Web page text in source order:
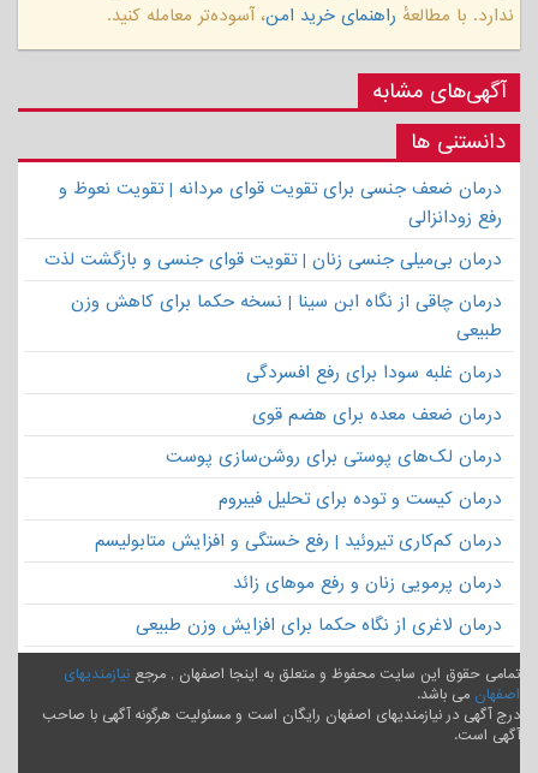
ندارد. با مطالعهٔ راهنمای خرید امن، آسوده‌تر معامله کنید.
آگهی‌های مشابه
دانستنی ها
درمان ضعف جنسی برای تقویت قوای مردانه | تقویت نعوظ و
رفع زودانزالی
درمان بی‌میلی جنسی زنان | تقویت قوای جنسی و بازگشت لذت
درمان چاقی از نگاه ابن سینا | نسخه حکما برای کاهش وزن
طبیعی
درمان غلبه سودا برای رفع افسردگی
درمان ضعف معده برای هضم قوی
درمان لک‌های پوستی برای روشن‌سازی پوست
درمان کیست و توده برای تحلیل فیبروم
درمان کم‌کاری تیروئید | رفع خستگی و افزایش متابولیسم
درمان پرمویی زنان و رفع موهای زائد
درمان لاغری از نگاه حکما برای افزایش وزن طبیعی
تمامی حقوق این سایت محفوظ و متعلق به اینجا اصفهان , مرجع نیازمندیهای
اصفهان می باشد.
درج آگهی در نیازمندیهای اصفهان رایگان است و مسئولیت هرگونه آگهی با صاحب
آگهی است.